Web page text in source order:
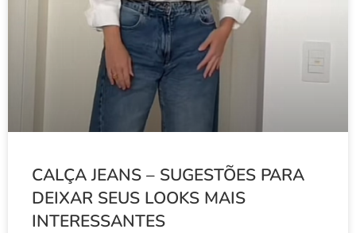
CALÇA JEANS – SUGESTÕES PARA
DEIXAR SEUS LOOKS MAIS
INTERESSANTES